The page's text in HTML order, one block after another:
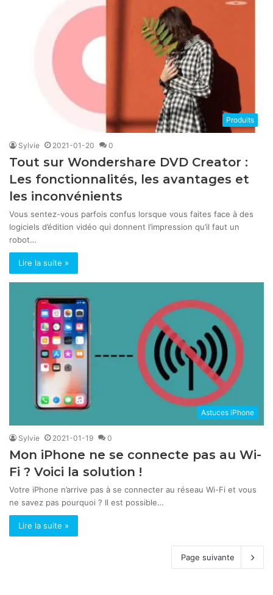
Produits
Sylvie 2021-01-20 0
Tout sur Wondershare DVD Creator :
Les fonctionnalités, les avantages et
les inconvénients
Vous sentez-vous parfois confus lorsque vous faites face à des
logiciels d’édition vidéo qui donnent l’impression qu’il faut un
robot…
Lire la suite »
Astuces iPhone
Sylvie 2021-01-19 0
Mon iPhone ne se connecte pas au Wi-
Fi ? Voici la solution !
Votre iPhone n’arrive pas à se connecter au réseau Wi-Fi et vous
ne savez pas pourquoi ? Il est possible…
Lire la suite »
Page suivante